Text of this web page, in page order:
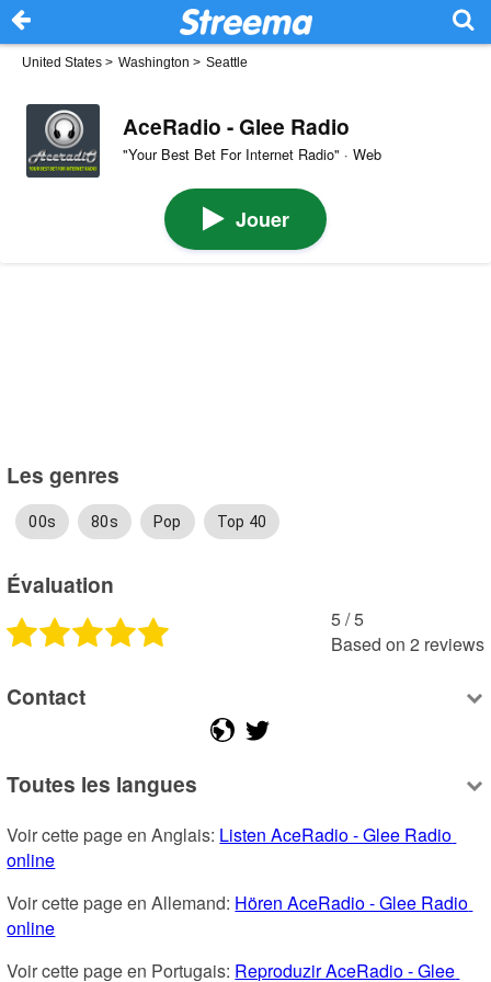
United States > Washington > Seattle
AceRadio - Glee Radio
"Your Best Bet For Internet Radio" · Web
Jouer
Les genres
00s 80s Pop Top 40
Évaluation
5 /5
Based on 2 reviews
Contact
Toutes les langues
Voir cette page en Anglais: Listen AceRadio - Glee Radio
online
Voir cette page en Allemand: Hören AceRadio - Glee Radio
online
Voir cette page en Portugais: Reproduzir AceRadio - Glee